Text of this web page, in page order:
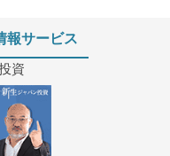
報サービス
資